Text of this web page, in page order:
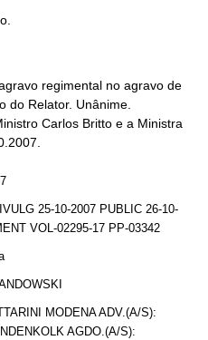
regimental no agravo de
do Relator. Unânime.
Carlos Britto e a Ministra
25-10-2007 PUBLIC 26-10-
VOL-02295-17 PP-03342
MODENA ADV.(A/S):
AGDO.(A/S):